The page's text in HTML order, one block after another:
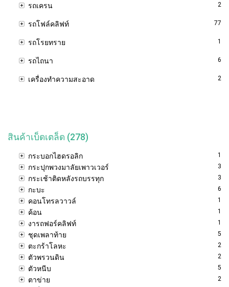
รถเครน 2
รถโฟล์คลิฟท์ 77
รถโรยทราย 1
รถไถนา 6
เครื่องทำความสะอาด 2
สินค้าเบ็ดเตล็ด (278)
กระบอกไฮดรอลิก 1
กระปุกพวงมาลัยเพาวเวอร์ 3
กระเช้าติดหลังรถบรรทุก 3
กะบะ 6
คอนโทรลวาวล์ 1
ค้อน 1
งารถฟอร์คลิฟท์ 1
ชุดเพลาท้าย 5
ตะกร้าโลหะ 2
ตัวพรวนดิน 2
ตัวหนีบ 5
ตาข่าย 2